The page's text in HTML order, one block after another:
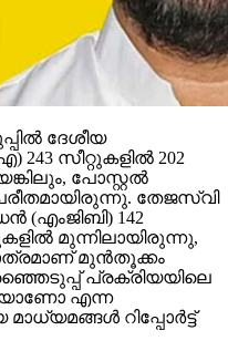
ദേശീയ
സീറ്റുകളില്‍ 202
പോസ്റ്റല്‍
തേജസ്വി
(എംജിബി) 142
മുന്നിലായിരുന്നു,
മുന്‍തൂക്കം
പ്രക്രിയയിലെ
എന്ന
റിപ്പോര്‍ട്ട്